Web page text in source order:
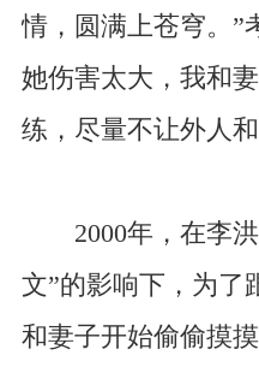
情，圆满上苍穹。”
她伤害太大，我和
练，尽量不让外人和
2000年，在李洪
文”的影响下，为了
和妻子开始偷偷摸